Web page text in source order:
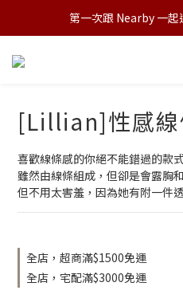
💌 Nearby收藏家｜
第一次跟 Nearby 一
為保障您的購物權益，
[Lillian]性感線
喜歡線條感的你絕不能錯過的款
雖然由線條組成，但卻是會露胸
但不用太害羞，因為她有附一件
全店，超商滿$1500免運
全店，宅配滿$3000免運